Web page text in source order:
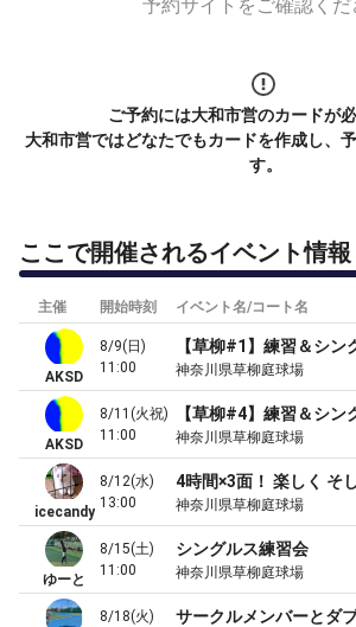
予約サイトをご確認くだ
ご予約には大和市営のカードが必
大和市営ではどなたでもカードを作成し、
す。
ここで開催されるイベント情報
主催 開始時刻 イベント名/コート名
AKSD
8/9(日)
11:00
【草柳#1】練習＆シン
神奈川県草柳庭球場
AKSD
8/11(火祝)
11:00
【草柳#4】練習＆シン
神奈川県草柳庭球場
icecandy
8/12(水)
13:00
神奈川県草柳庭球場
ゆーと
8/15(土)
11:00
シングルス練習会
神奈川県草柳庭球場
8/18(火)